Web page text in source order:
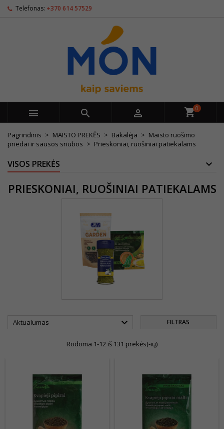
Telefonas: +370 614 57529
   0
Pagrindinis MAISTO PREKĖS Bakalėja
Maisto ruošimo
priedai ir sausos sriubos
Prieskoniai, ruošiniai patiekalams
VISOS PREKĖS
PRIESKONIAI, RUOŠINIAI PATIEKALAMS
Aktualumas  FILTRAS
Rodoma 1-12 iš 131 prekės(-ių)